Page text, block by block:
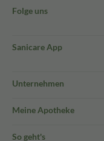
Folge uns
Sanicare App
Unternehmen
Meine Apotheke
So geht's